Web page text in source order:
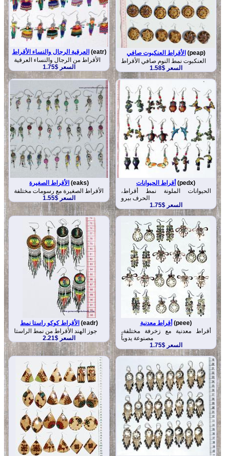
العرقية الرجال والنساء الأقراط(eatr)
الأقراط من الرجال والنساء العرقية
السعر $1.75
الأقراط العنكبوت صافي(peap)
العنكبوت نمط النوم صافي الأقراط
السعر $1.58
الأقراط الصغيرة (eaks)
الأقراط الصغيرة مع رسومات مختلفة
السعر $1.55
أقراط الحيوانات (pedx)
الحيوانات الملونة نمط أقراط،
الحرف بيرو
السعر $1.75
الأقراط كوكو راستا نمط (eadr)
جوز الهند الأقراط من نمط الراستا
السعر $2.21
أقراط معدنية (peee)
أقراط معدنية مع زخرفة مختلفة،
مصنوعة يدوياً
السعر $1.75